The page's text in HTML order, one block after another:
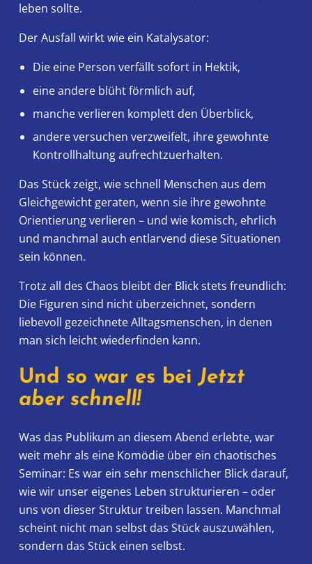
leben sollte.
Der Ausfall wirkt wie ein Katalysator:
Die eine Person verfällt sofort in Hektik,
eine andere blüht förmlich auf,
manche verlieren komplett den Überblick,
andere versuchen verzweifelt, ihre gewohnte
Kontrollhaltung aufrechtzuerhalten.
Das Stück zeigt, wie schnell Menschen aus dem
Gleichgewicht geraten, wenn sie ihre gewohnte
Orientierung verlieren – und wie komisch, ehrlich
und manchmal auch entlarvend diese Situationen
sein können.
Trotz all des Chaos bleibt der Blick stets freundlich:
Die Figuren sind nicht überzeichnet, sondern
liebevoll gezeichnete Alltagsmenschen, in denen
man sich leicht wiederfinden kann.
Und so war es bei Jetzt
aber schnell!
Was das Publikum an diesem Abend erlebte, war
weit mehr als eine Komödie über ein chaotisches
Seminar: Es war ein sehr menschlicher Blick darauf,
wie wir unser eigenes Leben strukturieren – oder
uns von dieser Struktur treiben lassen. Manchmal
scheint nicht man selbst das Stück auszuwählen,
sondern das Stück einen selbst.